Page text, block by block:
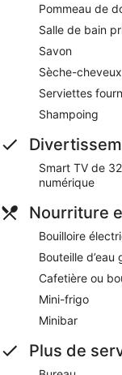
Pommeau de
Salle de bain
Savon
Sèche-
Serviettes
Shampoing
Smart TV de
numérique
Nourriture
Bouilloire
Bouteille d’eau
Cafetière ou
Mini-frigo
Minibar
Plus de